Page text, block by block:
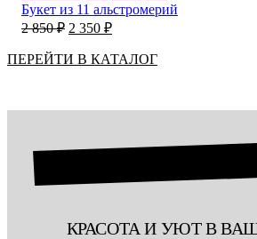
Букет из 11 альстромерий
2 850₽ Первоначальная
составляла
2 350 ₽Текущая
2
ПЕРЕЙТИ В КАТАЛОГ
КРАСОТА И УЮТ В